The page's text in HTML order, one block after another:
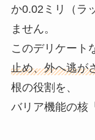
か0.02ミリ（ラ
ません。
このデリケート
止め、外へ逃が
根の役割を、
バリア機能の核